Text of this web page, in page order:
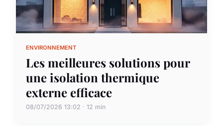
ENVIRONNEMENT
Les meilleures solutions pour
une isolation thermique
externe efficace
08/07/2026 13:02 · 12 min